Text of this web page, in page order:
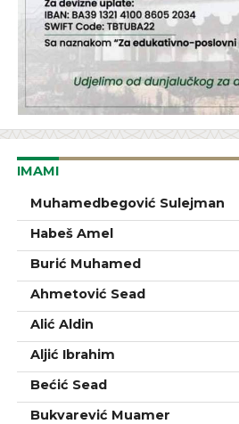
IMAMI
Muhamedbegović Sulejman
Habeš Amel
Burić Muhamed
Ahmetović Sead
Alić Aldin
Aljić Ibrahim
Bećić Sead
Bukvarević Muamer